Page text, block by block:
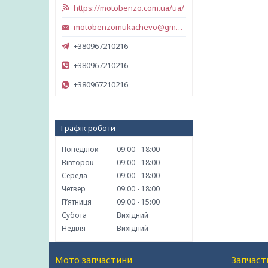
https://motobenzo.com.ua/ua/
motobenzomukachevo@gmail.com
+380967210216
+380967210216
+380967210216
Графік роботи
Понеділок 09:00
18:00
Вівторок
09:00
18:00
Середа
09:00
18:00
Четвер
09:00
18:00
Пʼятниця
09:00
15:00
Субота
Вихідний
Неділя
Вихідний
Мото запчастини